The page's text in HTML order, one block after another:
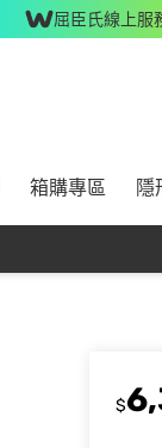
屈臣氏線上服
箱購專區 隱
$